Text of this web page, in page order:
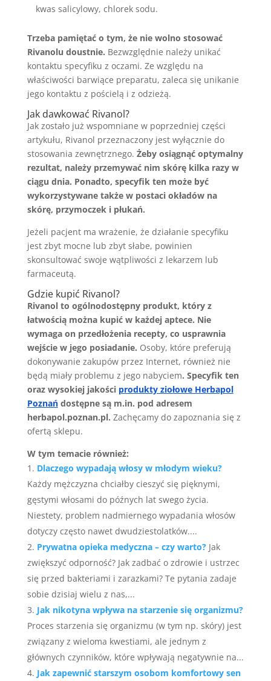
kwas salicylowy, chlorek sodu.
Trzeba pamiętać o tym, że nie wolno stosować
Rivanolu doustnie. Bezwzględnie należy unikać
kontaktu specyfiku z oczami. Ze względu na
właściwości barwiące preparatu, zaleca się unikanie
jego kontaktu z pościelą i z odzieżą.
Jak dawkować Rivanol?
Jak zostało już wspomniane w poprzedniej części
artykułu, Rivanol przeznaczony jest wyłącznie do
stosowania zewnętrznego. Żeby osiągnąć optymalny
rezultat, należy przemywać nim skórę kilka razy w
ciągu dnia. Ponadto, specyfik ten może być
wykorzystywane także w postaci okładów na
skórę, przymoczek i płukań.
Jeżeli pacjent ma wrażenie, że działanie specyfiku
jest zbyt mocne lub zbyt słabe, powinien
skonsultować swoje wątpliwości z lekarzem lub
farmaceutą.
Gdzie kupić Rivanol?
Rivanol to ogólnodostępny produkt, który z
łatwością można kupić w każdej aptece. Nie
wymaga on przedłożenia recepty, co usprawnia
wejście w jego posiadanie. Osoby, które preferują
dokonywanie zakupów przez Internet, również nie
będą miały problemu z jego nabyciem. Specyfik ten
oraz wysokiej jakości produkty ziołowe Herbapol
Poznańdostępne są m.in. pod adresem
herbapol.poznan.pl. Zachęcamy do zapoznania się z
ofertą sklepu.
W tym temacie również:
Dlaczego wypadają włosy w młodym wieku?
Każdy mężczyzna chciałby cieszyć się pięknymi,
gęstymi włosami do późnych lat swego życia.
Niestety, problem nadmiernego wypadania włosów
dotyczy często nawet dwudziestolatków....
Prywatna opieka medyczna – czy warto? Jak
zwiększyć odporność? Jak zadbać o zdrowie i ustrzec
się przed bakteriami i zarazkami? Te pytania zadaje
sobie dzisiaj wielu z nas,...
Jak nikotyna wpływa na starzenie się organizmu?
Proces starzenia się organizmu (w tym np. skóry) jest
związany z wieloma kwestiami, ale jednym z
głównych czynników, które wpływają negatywnie na...
Jak zapewnić starszym osobom komfortowy sen